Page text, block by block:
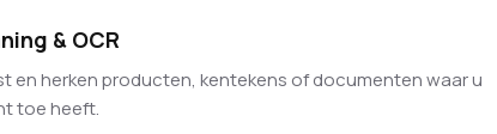
& OCR
en herken producten, kentekens of documenten waar u
toe heeft.